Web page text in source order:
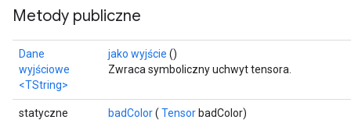
Metody publiczne
Dane
wyjściowe
<TString>
jako wyjście ()
Zwraca symboliczny uchwyt tensora.
statyczne
badColor( Tensor badColor)